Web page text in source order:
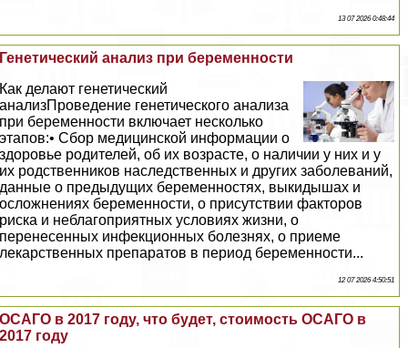
13 07 2026 0:48:44
Генетический анализ при беременности
Как делают генетический
анализПроведение генетического анализа
при беременности включает несколько
этапов:• Сбор медицинской информации о
здоровье родителей, об их возрасте, о наличии у них и у
их родственников наследственных и других заболеваний,
данные о предыдущих беременностях, выкидышах и
осложнениях беременности, о присутствии факторов
риска и нeблагоприятных условиях жизни, о
перенесенных инфекционных болезнях, о приеме
лекарственных препаратов в период беременности...
12 07 2026 4:50:51
ОСАГО в 2017 году, что будет, стоимость ОСАГО в
2017 году